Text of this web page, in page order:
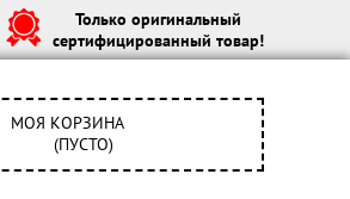
Только оригинальный
сертифицированный товар!
МОЯ КОРЗИНА
(ПУСТО)